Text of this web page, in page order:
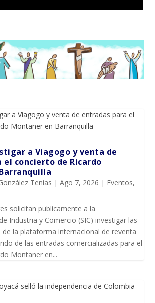
a Viagogo y venta de
el concierto de Ricardo
Tenias |Ago 7, 2026 | Eventos,
solicitan publicamente a la
Industria y Comercio (SIC) investigar las
de la plataforma internacional de reventa
de las entradas comercializadas para el
Montaner en...